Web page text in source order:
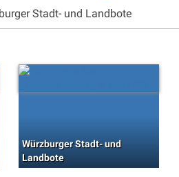
Stadt- und Landbote
Würzburger Stadt- und
Landbote